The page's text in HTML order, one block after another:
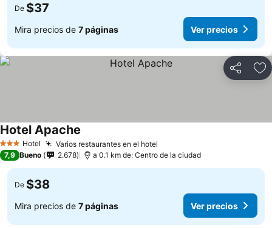
De $37
Mira precios de 7 páginas Ver precios
Compartir
3 Estrellas
Hotel Varios restaurantes en el hotel
Hotel Apache
7,9 Bueno 2.678 a 0.1 km de: Centro de la ciudad
De $38
Mira precios de 7 páginas Ver precios